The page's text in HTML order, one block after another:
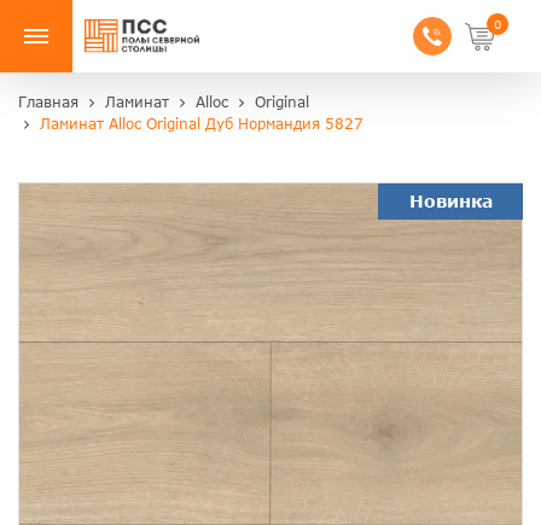
0
Главная Ламинат Alloc
Original
Ламинат Alloc Original Дуб Нормандия 5827
Новинка